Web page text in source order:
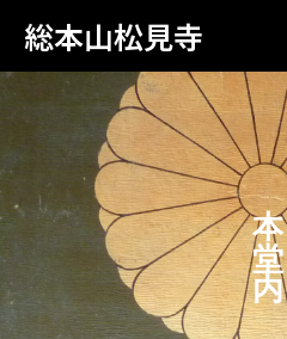
総本山松見寺
本 堂 内